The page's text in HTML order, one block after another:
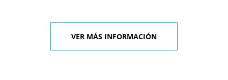
VER MÁS INFORMACIÓN